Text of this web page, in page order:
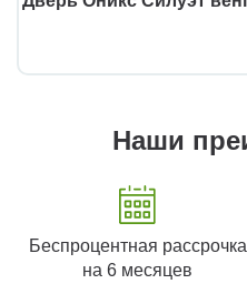
Наши
Беспроцентная рассрочка
на 6 месяцев